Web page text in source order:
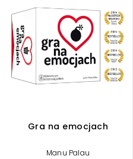
Gra na emocjach
Manu Palau